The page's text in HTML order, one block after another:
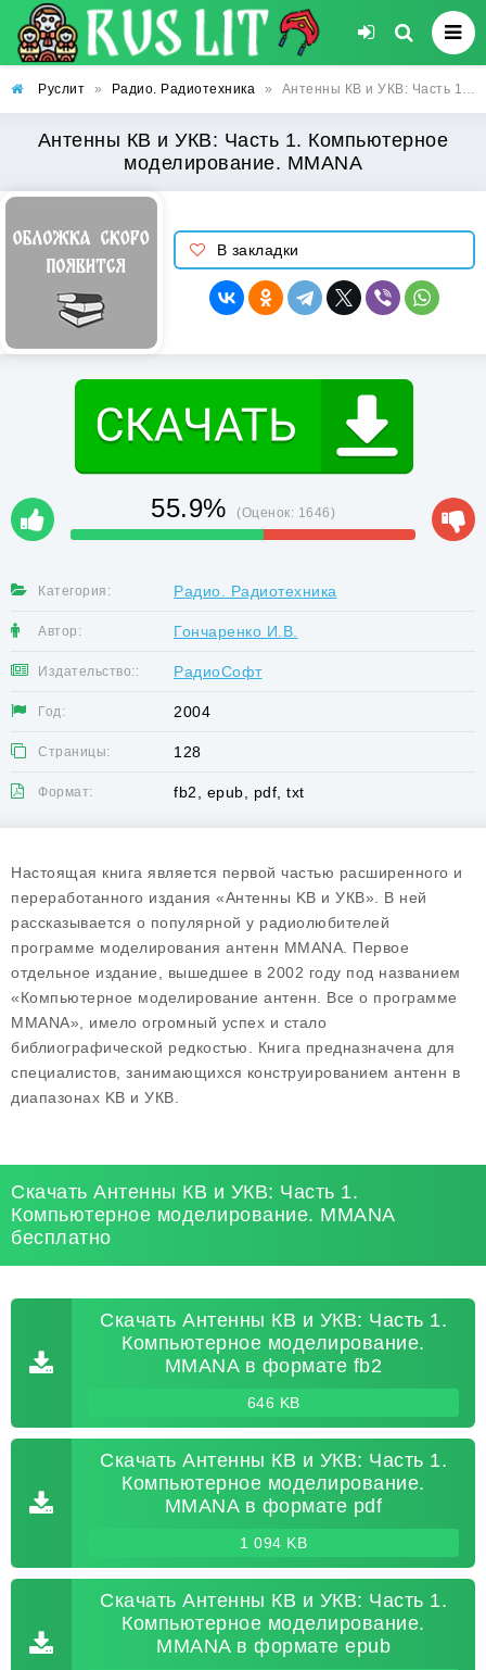
Руслит » Радио. Радиотехника » Антенны КВ и УКВ: Часть 1. Компьютерное моделирование. MMANA
Антенны КВ и УКВ: Часть 1. Компьютерное
моделирование. MMANA
В закладки
55.9% (Оценок: 1646)
Категория: Радио. Радиотехника
Автор: Гончаренко И.В.
Издательство:: РадиоСофт
Год: 2004
Страницы: 128
Формат: fb2, epub, pdf, txt
Настоящая книга является первой частью расширенного и
переработанного издания «Антенны KB и УКВ». В ней
рассказывается о популярной у радиолюбителей
программе моделирования антенн MMANA. Первое
отдельное издание, вышедшее в 2002 году под названием
«Компьютерное моделирование антенн. Все о программе
MMANA», имело огромный успех и стало
библиографической редкостью. Книга предназначена для
специалистов, занимающихся конструированием антенн в
диапазонах KB и УКВ.
Скачать Антенны КВ и УКВ: Часть 1.
Компьютерное моделирование. MMANA
бесплатно
Скачать Антенны КВ и УКВ: Часть 1.
Компьютерное моделирование.
MMANA в формате fb2
646 KB
Скачать Антенны КВ и УКВ: Часть 1.
Компьютерное моделирование.
MMANA в формате pdf
1 094 KB
Скачать Антенны КВ и УКВ: Часть 1.
Компьютерное моделирование.
MMANA в формате epub